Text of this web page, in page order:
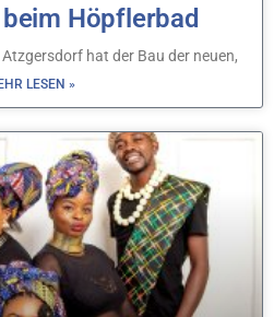
Höpflerbad
hat der Bau der neuen,
LESEN »